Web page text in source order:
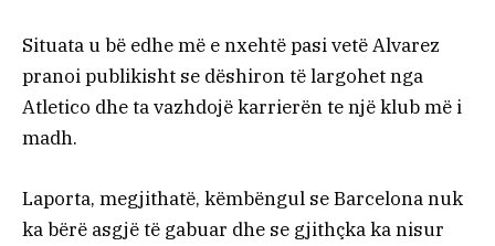
Situata u bë edhe më e nxehtë pasi vetë Alvarez
pranoi publikisht se dëshiron të largohet nga
Atletico dhe ta vazhdojë karrierën te një klub më i
madh.
Laporta, megjithatë, këmbëngul se Barcelona nuk
ka bërë asgjë të gabuar dhe se gjithçka ka nisur